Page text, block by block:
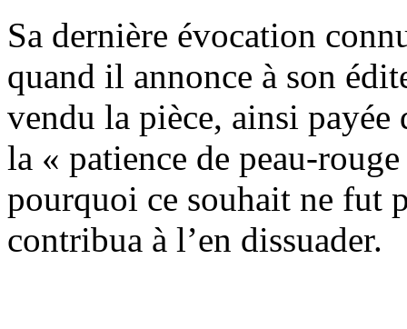
Sa dernière évocation
quand il annonce à son
vendu la pièce, ainsi
la « patience de peau-
pourquoi ce souhait ne fut
contribua à l’en dissuader.